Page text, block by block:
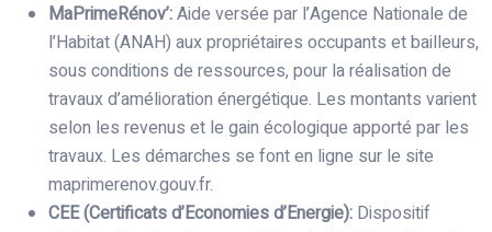
MaPrimeRénov’:Aide versée par l’Agence Nationale de
l’Habitat (ANAH) aux propriétaires occupants et bailleurs,
sous conditions de ressources, pour la réalisation de
travaux d’amélioration énergétique. Les montants varient
selon les revenus et le gain écologique apporté par les
travaux. Les démarches se font en ligne sur le site
maprimerenov.gouv.fr.
CEE (Certificats d’Economies d’Energie): Dispositif